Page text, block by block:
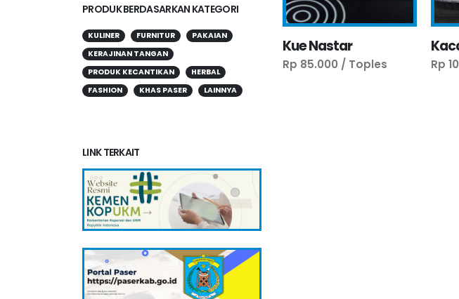
PRODUK BERDASARKAN KATEGORI
KULINER FURNITUR
PAKAIAN
KERAJINAN TANGAN
PRODUK KECANTIKAN
HERBAL
FASHION
KHAS PASER LAINNYA
LINK TERKAIT
Kue Nastar
Rp 85.000 / Toples Rp